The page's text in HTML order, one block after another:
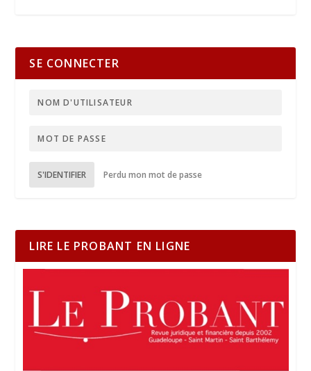
SE CONNECTER
S'IDENTIFIER Perdu mon mot de passe
LIRE LE PROBANT EN LIGNE